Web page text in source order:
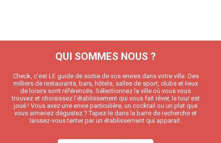
QUI SOMMES NOUS ?
Check, c’est LE guide de sortie de vos envies dans votre ville. Des
milliers de restaurants, bars, hôtels, salles de sport, clubs et lieux
de loisirs sont référencés. Sélectionnez la ville où vous vous
trouvez et choisissez l’établissement qui vous fait rêver, le tour est
joué ! Vous avez une envie particulière, un cocktail ou un plat que
vous aimeriez dégustez ? Tapez-le dans la barre de recherche et
laissez-vous tenter par un établissement qui apparait.